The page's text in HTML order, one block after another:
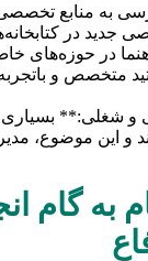
به منابع
جدید در
در حوزه‌های
متخصص و باتجربه
شغلی:** بسیاری
و این موضوع،
به گام